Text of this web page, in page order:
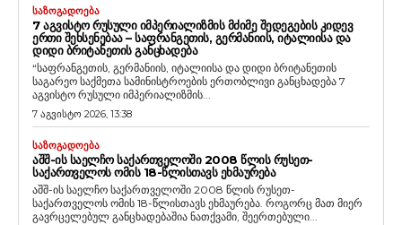
ᲡᲐᲖᲝᲒᲐᲓᲝᲔᲑᲐ
7 ᲐᲒᲕᲘᲡᲢᲝ ᲠᲣᲡᲣᲚᲘ ᲘᲛᲞᲔᲠᲘᲐᲚᲘᲖᲛᲘᲡ ᲛᲫᲘᲛᲔ ᲨᲔᲓᲔᲒᲔᲑᲘᲡ ᲙᲘᲓᲔᲕ
ᲔᲠᲗᲘ ᲨᲔᲮᲡᲔᲜᲔᲑᲐᲐ – ᲡᲐᲤᲠᲐᲜᲒᲔᲗᲘᲡ, ᲒᲔᲠᲛᲐᲜᲘᲘᲡ, ᲘᲢᲐᲚᲘᲘᲡᲐ ᲓᲐ
ᲓᲘᲓᲘ ᲑᲠᲘᲢᲐᲜᲔᲗᲘᲡ ᲒᲐᲜᲪᲮᲐᲓᲔᲑᲐ
“საფრანგეთის, გერმანიის, იტალიისა და დიდი ბრიტანეთის
საგარეო საქმეთა სამინისტროების ერთობლივი განცხადება 7
აგვისტო რუსული იმპერიალიზმის...
7 აგვისტო 2026, 13:38
ᲡᲐᲖᲝᲒᲐᲓᲝᲔᲑᲐ
ᲐᲨᲨ-ᲘᲡ ᲡᲐᲔᲚᲩᲝ ᲡᲐᲥᲐᲠᲗᲕᲔᲚᲝᲨᲘ 2008 ᲬᲚᲘᲡ ᲠᲣᲡᲔᲗ-
ᲡᲐᲥᲐᲠᲗᲕᲔᲚᲝᲡ ᲝᲛᲘᲡ 18-ᲬᲚᲘᲡᲗᲐᲕᲡ ᲔᲮᲛᲐᲣᲠᲔᲑᲐ
აშშ-ის საელჩო საქართველოში 2008 წლის რუსეთ-
საქართველოს ომის 18-წლისთავს ეხმაურება. როგორც მათ მიერ
გავრცელებულ განცხადებაშია ნათქვამი, შეერთებული...